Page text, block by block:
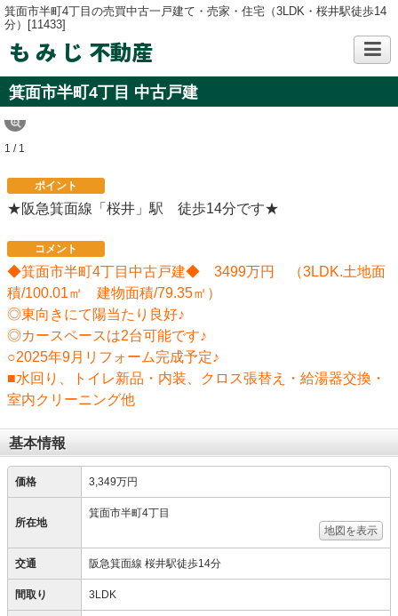
箕面市半町4丁目の売買中古一戸建て・売家・住宅（3LDK・桜井駅徒歩14
分）[11433]
も み じ 不動産
箕面市半町4丁目 中古戸建
1 / 1
ポイント
★阪急箕面線「桜井」駅 徒歩14分です★
コメント
◆箕面市半町4丁目中古戸建◆ 3499万円 （3LDK.土地面
積/100.01㎡ 建物面積/79.35㎡）
◎東向きにて陽当たり良好♪
◎カースペースは2台可能です♪
○2025年9月リフォーム完成予定♪
■水回り、トイレ新品・内装、クロス張替え・給湯器交換・
室内クリーニング他
基本情報
価格 3,349万円
所在地
箕面市半町4丁目
地図を表示
交通 阪急箕面線 桜井駅徒歩14分
間取り 3LDK